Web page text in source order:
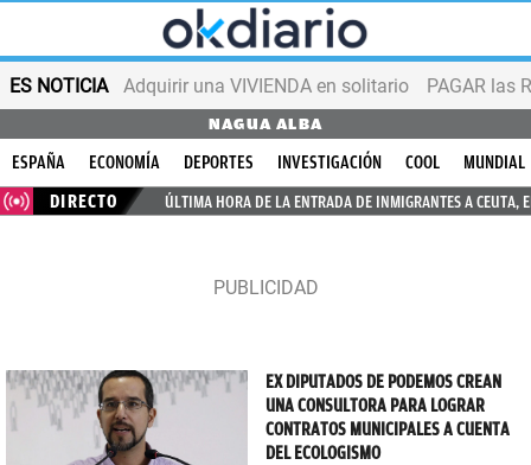
ES NOTICIA Adquirir una VIVIENDA en solitario PAGAR las
NAGUA ALBA
ESPAÑA ECONOMÍA DEPORTES INVESTIGACIÓN COOL
MUNDIAL
DIRECTO
ÚLTIMA HORA DE LA ENTRADA DE INMIGRANTES A CEUTA,
EX DIPUTADOS DE PODEMOS CREAN
UNA CONSULTORA PARA LOGRAR
CONTRATOS MUNICIPALES A CUENTA
DEL ECOLOGISMO